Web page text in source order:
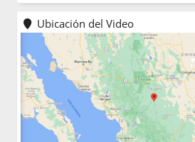
Ubicación del Video